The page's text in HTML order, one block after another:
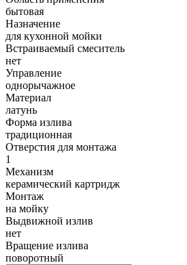
бытовая
Назначение
для кухонной мойки
Встраиваемый смеситель
нет
Управление
однорычажное
Материал
латунь
Форма излива
традиционная
Отверстия для монтажа
1
Механизм
керамический картридж
Монтаж
на мойку
Выдвижной излив
нет
Вращение излива
поворотный